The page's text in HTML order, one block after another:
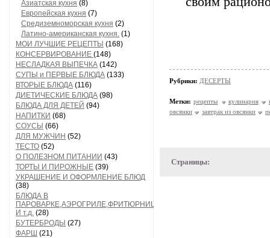
Азиатская кухня (8)
Европейская кухня (7)
Средиземноморская кухня (2)
Латино-американская кухня. (1)
МОИ ЛУЧШИЕ РЕЦЕПТЫ (168)
КОНСЕРВИРОВАНИЕ (148)
НЕСЛАДКАЯ ВЫПЕЧКА (142)
СУПЫ и ПЕРВЫЕ БЛЮДА (133)
ВТОРЫЕ БЛЮДА (116)
ДИЕТИЧЕСКИЕ БЛЮДА (98)
БЛЮДА ДЛЯ ДЕТЕЙ (94)
НАПИТКИ (68)
СОУСЫ (66)
ДЛЯ МУЖЧИН (52)
ТЕСТО (52)
О ПОЛЕЗНОМ ПИТАНИИ (43)
ТОРТЫ И ПИРОЖНЫЕ (39)
УКРАШЕНИЕ И ОФОРМЛЕНИЕ БЛЮД
(38)
БЛЮДА В
ПАРОВАРКЕ,АЭРОГРИЛЕ,ФРИТЮРНИЦЕ
И т.д. (28)
БУТЕРБРОДЫ (27)
ФАРШ (21)
Рубрики: ДЕСЕРТЫ
Метки: рецепты кулинария
овсянки
завтрак из овсянки
Страницы: